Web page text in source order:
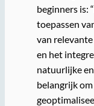
beginners is:
toepassen
van
en het
natuurlijke
belangrijk